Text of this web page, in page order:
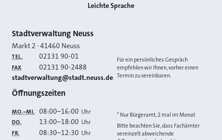
Leichte Sprache
Kontakt
Stadtverwaltung Neuss
Markt 2 ·41460 Neuss
TEL. 02131 90-01
FAX 02131 90-2488
E-MAIL
stadtverwaltung@stadt.neuss.de
Für ein persönliches Gespräch
empfehlen wir Ihnen, vorher einen
Termin zu vereinbaren.
Öffnungszeiten
MO.–MI. 08:00–16:00 Uhr
DO. 13:00–18:00 Uhr
FR. 08:30–12:30 Uhr
* Nur Bürgeramt, 2 mal im Monat
Bitte beachten Sie, dass Fachämter
vereinzelt abweichende